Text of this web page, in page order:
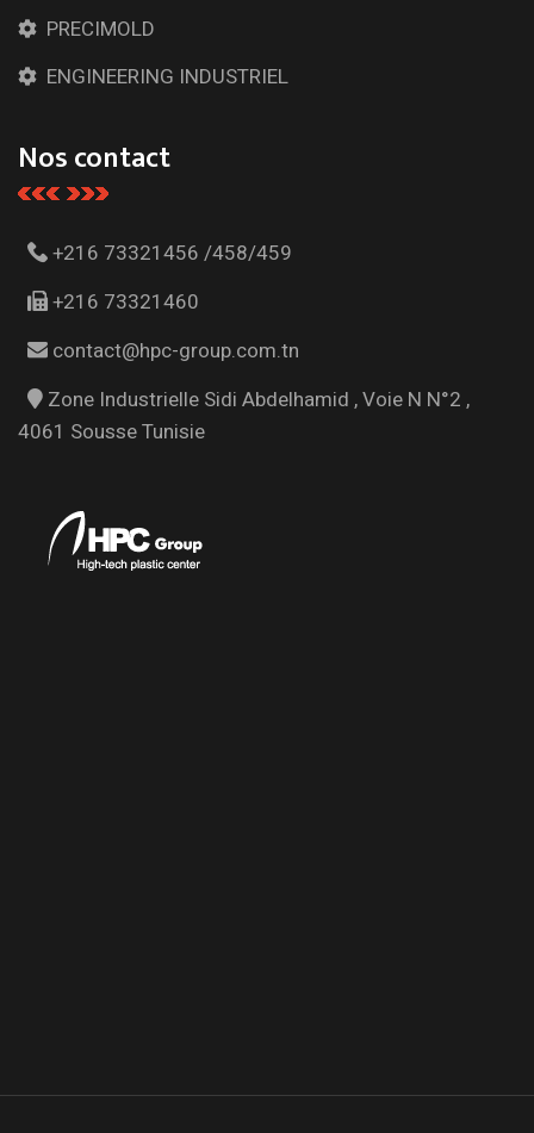
PRECIMOLD
ENGINEERING INDUSTRIEL
Nos contact
+216 73321456 /458/459
+216 73321460
contact@hpc-group.com.tn
Zone Industrielle Sidi Abdelhamid , Voie N N°2 ,
4061 Sousse Tunisie